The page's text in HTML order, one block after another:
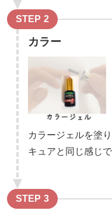
STEP
カラー
カラージェルを塗
キュアと同じ感じ
STEP